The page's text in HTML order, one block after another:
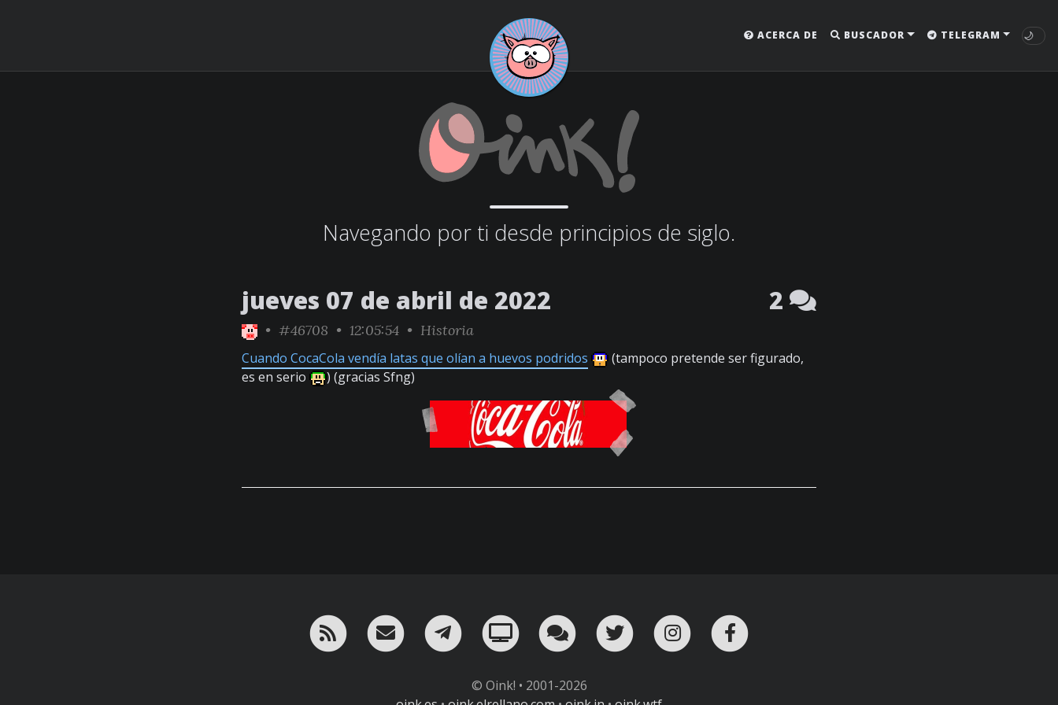
ACERCA DE BUSCADOR TELEGRAM 🌙
Navegando por ti desde principios de siglo.
jueves 07 de abril de 2022 2
• #46708 • 12:05:54 • Historia
Cuando CocaCola vendía latas que olían a huevos podridos
(tampoco pretende ser figurado,
es en serio
) (gracias Sfng)
RSS ¡Mándame un email!
¡Nuestro canal en Telegram!
Oink! TV Charla con nosotros en Telegram
Twitter Instagram
© Oink! • 2001-2026